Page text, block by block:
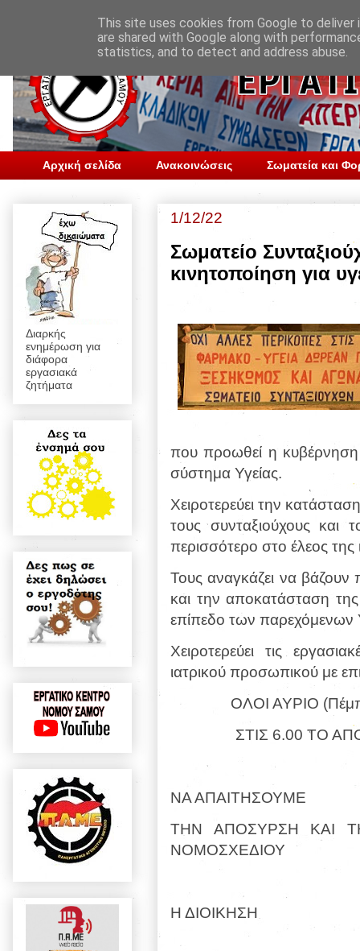
Αρχική σελίδα Ανακοινώσεις Σωματεία και
1/12/22
Σωματείο
κινητοποίηση για
που προωθεί η κυβέρνηση
σύστημα Υγείας.
Χειροτερεύει την
τους συνταξιούχους
περισσότερο στο έλεος της
Τους αναγκάζει να βάζουν
και την αποκατάσταση της
επίπεδο των παρεχόμενων
Χειροτερεύει τις
ιατρικού προσωπικού με
ΟΛΟΙ ΑΥΡΙΟ
ΣΤΙΣ 6.00 ΤΟ
ΝΑ ΑΠΑΙΤΗΣΟΥΜΕ
ΤΗΝ ΑΠΟΣΥΡΣΗ ΚΑΙ
ΝΟΜΟΣΧΕΔΙΟΥ
Η ΔΙΟΙΚΗΣΗ
Διαρκής
ενημέρωση για
διάφορα
εργασιακά
ζητήματα
This site uses cookies from Google to
are shared with Google along with
statistics, and to detect and address abuse.